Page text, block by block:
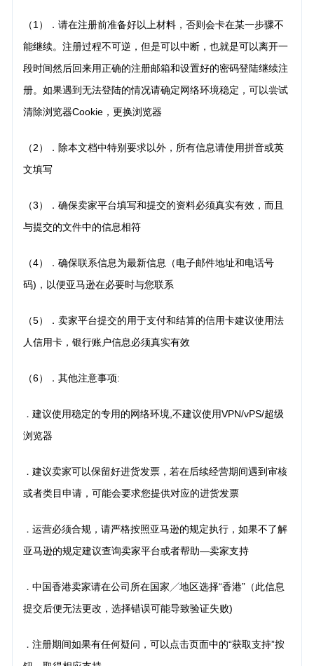
（1）．请在注册前准备好以上材料，否则会卡在某一步骤不
能继续。注册过程不可逆，但是可以中断， 也就是可以离开一
段时间然后回来用正确的注册邮箱和设置好的密码登陆继续注
册。如果遇到无法登陆的情况请确定网络环境稳定，可以尝试
清除浏览器Cookie，更换浏览器
（2）．除本文档中特别要求以外，所有信息请使用拼音或英
文填写
（3）．确保卖家平台填写和提交的资料必须真实有效，而且
与提交的文件中的信息相符
（4）．确保联系信息为最新信息（电子邮件地址和电话号
码)，以便亚马逊在必要时与您联系
（5）
．卖家平台提交的用于支付和结算的信用卡建议使用法
人信用卡，银行账户信息必须真实有效
（6）．其他注意事项:
． 建议使用稳定的专用的网络环境,不建议使用VPN/vPS/超级
浏览器
． 建议卖家可以保留好进货发票，若在后续经营期间遇到审核
或者类目申请，可能会要求您提供对应的进货发票
． 运营必须合规，请严格按照亚马逊的规定执行，如果不了解
亚马逊的规定建议查询卖家平台或者帮助―卖家支持
． 中国香港卖家请在公司所在国家╱地区选择“香港”（此信息
提交后便无法更改，选择错误可能导致验证失败)
． 注册期间如果有任何疑问，可以点击页面中的“获取支持”按